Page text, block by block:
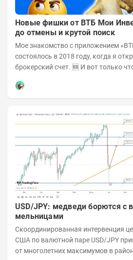
Новые фишки от ВТБ Мои
до отмены и крутой поиск
Мое знакомство с приложением
состоялось в 2018 году, когда я
брокерский счет. 🆕 И вот только что вышло масштабное
USD/JPY: медведи борются с
мельницами
Скоординированная интервенция
США по валютной паре USD/JPY
от многолетних максимумов в